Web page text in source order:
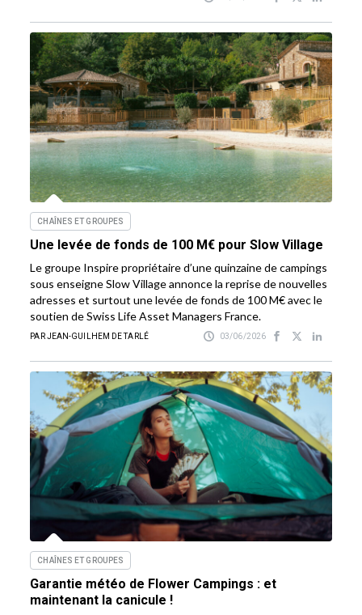
CHAÎNES ET GROUPES
Une levée de fonds de 100 M€ pour Slow Village
Le groupe Inspire propriétaire d’une quinzaine de campings
sous enseigne Slow Village annonce la reprise de nouvelles
adresses et surtout une levée de fonds de 100 M€ avec le
soutien de Swiss Life Asset Managers France.
PAR JEAN-GUILHEM DE TARLÉ 03/06/2026
CHAÎNES ET GROUPES
Garantie météo de Flower Campings : et
maintenant la canicule !